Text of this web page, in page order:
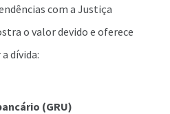
com a Justiça
o valor devido e oferece
dívida:
(GRU)